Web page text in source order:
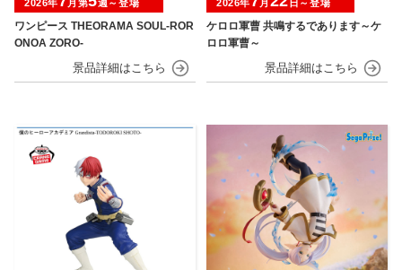
ワンピース THEORAMA SOUL-ROR
ONOA ZORO-
2026年 月第 週～登場
ケロロ軍曹 共鳴するであります～ケ
ロロ軍曹～
2026年 月 日～登場